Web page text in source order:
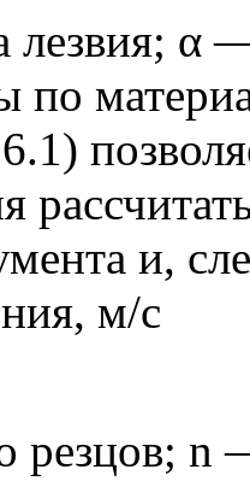
α
по
и,
м/с
резцов; n